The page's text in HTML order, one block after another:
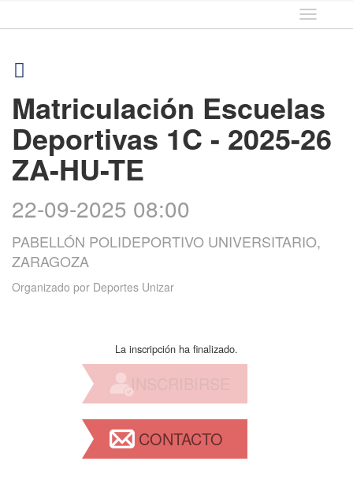
Idioma
Matriculación Escuelas
Deportivas 1C - 2025-26
ZA-HU-TE
22-09-2025 08:00
PABELLÓN POLIDEPORTIVO UNIVERSITARIO,
ZARAGOZA
Organizado por Deportes Unizar
La inscripción ha finalizado.
INSCRIBIRSE
CONTACTO